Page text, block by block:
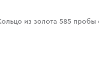
из золота 585 пробы